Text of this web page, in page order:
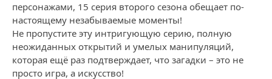
персонажами, 15 серия второго сезона обещает по-
настоящему незабываемые моменты!
Не пропустите эту интригующую серию, полную
неожиданных открытий и умелых манипуляций,
которая ещё раз подтверждает, что загадки – это не
просто игра, а искусство!